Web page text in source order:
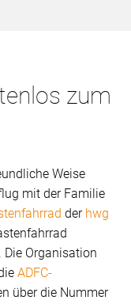
zum
Weise
mit der Familie
der hwg
Die Organisation
ADFC-
über die Nummer